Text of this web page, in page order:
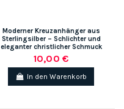
Moderner Kreuzanhänger aus
Sterlingsilber – Schlichter und
eleganter christlicher Schmuck
10,00 €
In den Warenkorb